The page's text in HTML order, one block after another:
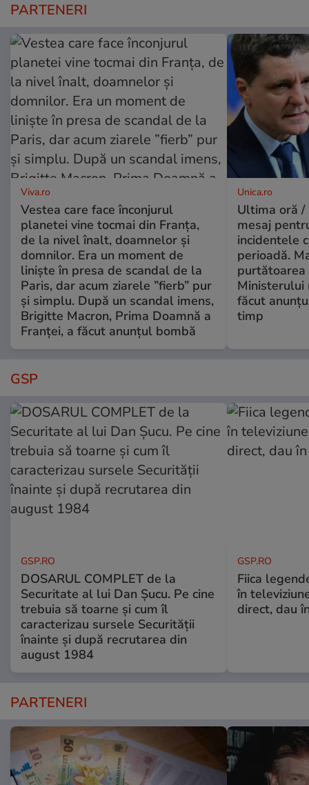
PARTENERI
Viva.ro
Vestea care face înconjurul
planetei vine tocmai din Franța,
de la nivel înalt, doamnelor și
domnilor. Era un moment de
liniște în presa de scandal de la
Paris, dar acum ziarele ”fierb” pur
și simplu. După un scandal imens,
Brigitte Macron, Prima Doamnă a
Franței, a făcut anunțul bombă
Unica.ro
Ultima oră /
mesaj
incidentele
perioadă.
purtătoarea
Ministerului
făcut
timp
GSP
GSP.RO
DOSARUL COMPLET de la
Securitate al lui Dan Șucu. Pe cine
trebuia să toarne și cum îl
caracterizau sursele Securității
înainte și după recrutarea din
august 1984
GSP.RO
Fiica
în
direct, dau
PARTENERI